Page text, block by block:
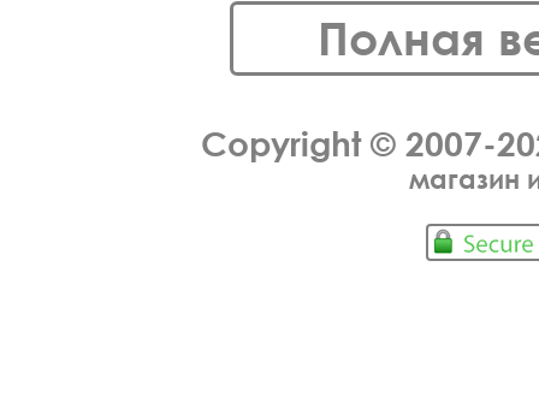
Полная
Copyright © 2007-
магазин